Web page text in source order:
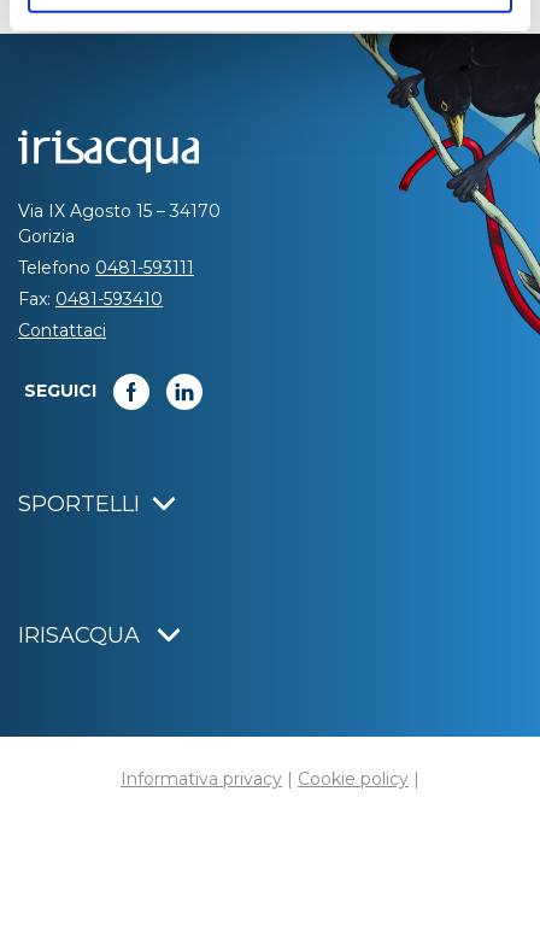
Via IX Agosto 15 – 34170
Gorizia
Telefono 0481-593111
Fax: 0481-593410
Contattaci
SEGUICI
SPORTELLI
IRISACQUA
Informativa privacy | Cookie policy |